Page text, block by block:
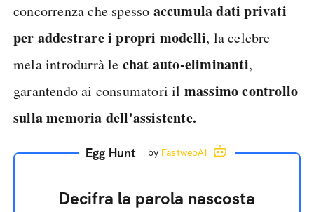
concorrenza che spesso accumula dati privati
per addestrare i propri modelli, la celebre
mela introdurrà le chat auto-eliminanti,
garantendo ai consumatori il massimo controllo
sulla memoria dell'assistente.
Egg Hunt by FastwebAI
Decifra la parola nascosta